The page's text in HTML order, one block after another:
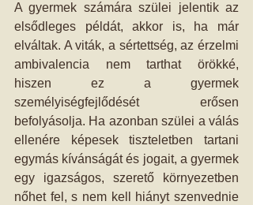
A gyermek számára szülei jelentik az
elsődleges példát, akkor is, ha már
elváltak. A viták, a sértettség, az érzelmi
ambivalencia nem tarthat örökké,
hiszen ez a gyermek
személyiségfejlődését erősen
befolyásolja. Ha azonban szülei a válás
ellenére képesek tiszteletben tartani
egymás kívánságát és jogait, a gyermek
egy igazságos, szerető környezetben
nőhet fel, s nem kell hiányt szenvednie